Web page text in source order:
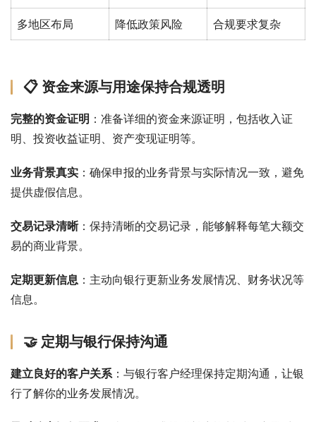
多地区布局 降低政策风险 合规要求复杂
📋 资金来源与用途保持合规透明
完整的资金证明 ：准备详细的资金来源证明，包括收入证
明、投资收益证明、资产变现证明等。
业务背景真实 ：确保申报的业务背景与实际情况一致，避免
提供虚假信息。
交易记录清晰：保持清晰的交易记录，能够解释每笔大额交
易的商业背景。
定期更新信息 ：主动向银行更新业务发展情况、财务状况等
信息。
🤝 定期与银行保持沟通
建立良好的客户关系 ：与银行客户经理保持定期沟通，让银
行了解你的业务发展情况。